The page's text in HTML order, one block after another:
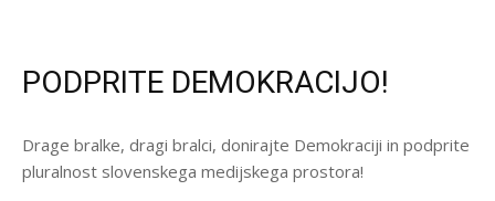
PODPRITE DEMOKRACIJO!
Drage bralke, dragi bralci, donirajte Demokraciji in podprite
pluralnost slovenskega medijskega prostora!